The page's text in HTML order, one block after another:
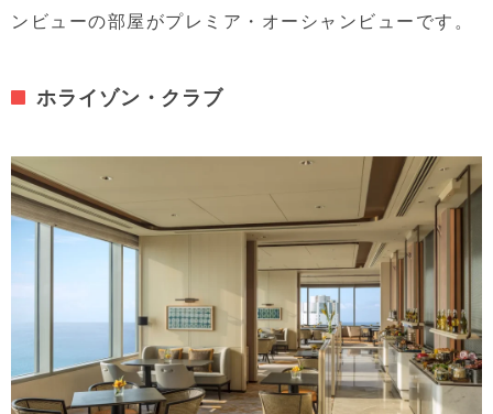
ンビューの部屋がプレミア・オーシャンビューです。
ホライゾン・クラブ